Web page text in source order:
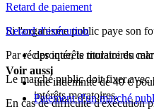
Retard de paiement
Si l'organisme public paye son
desintérêts moratoires
une indemnité de40 €
intérêts moratoires.
Retard d'exécution
Par réciproque, le titulaire du
Le marché public doit fixer avec
En cas de difficulté d'exécution
Voir aussi
Paiement d'un marché